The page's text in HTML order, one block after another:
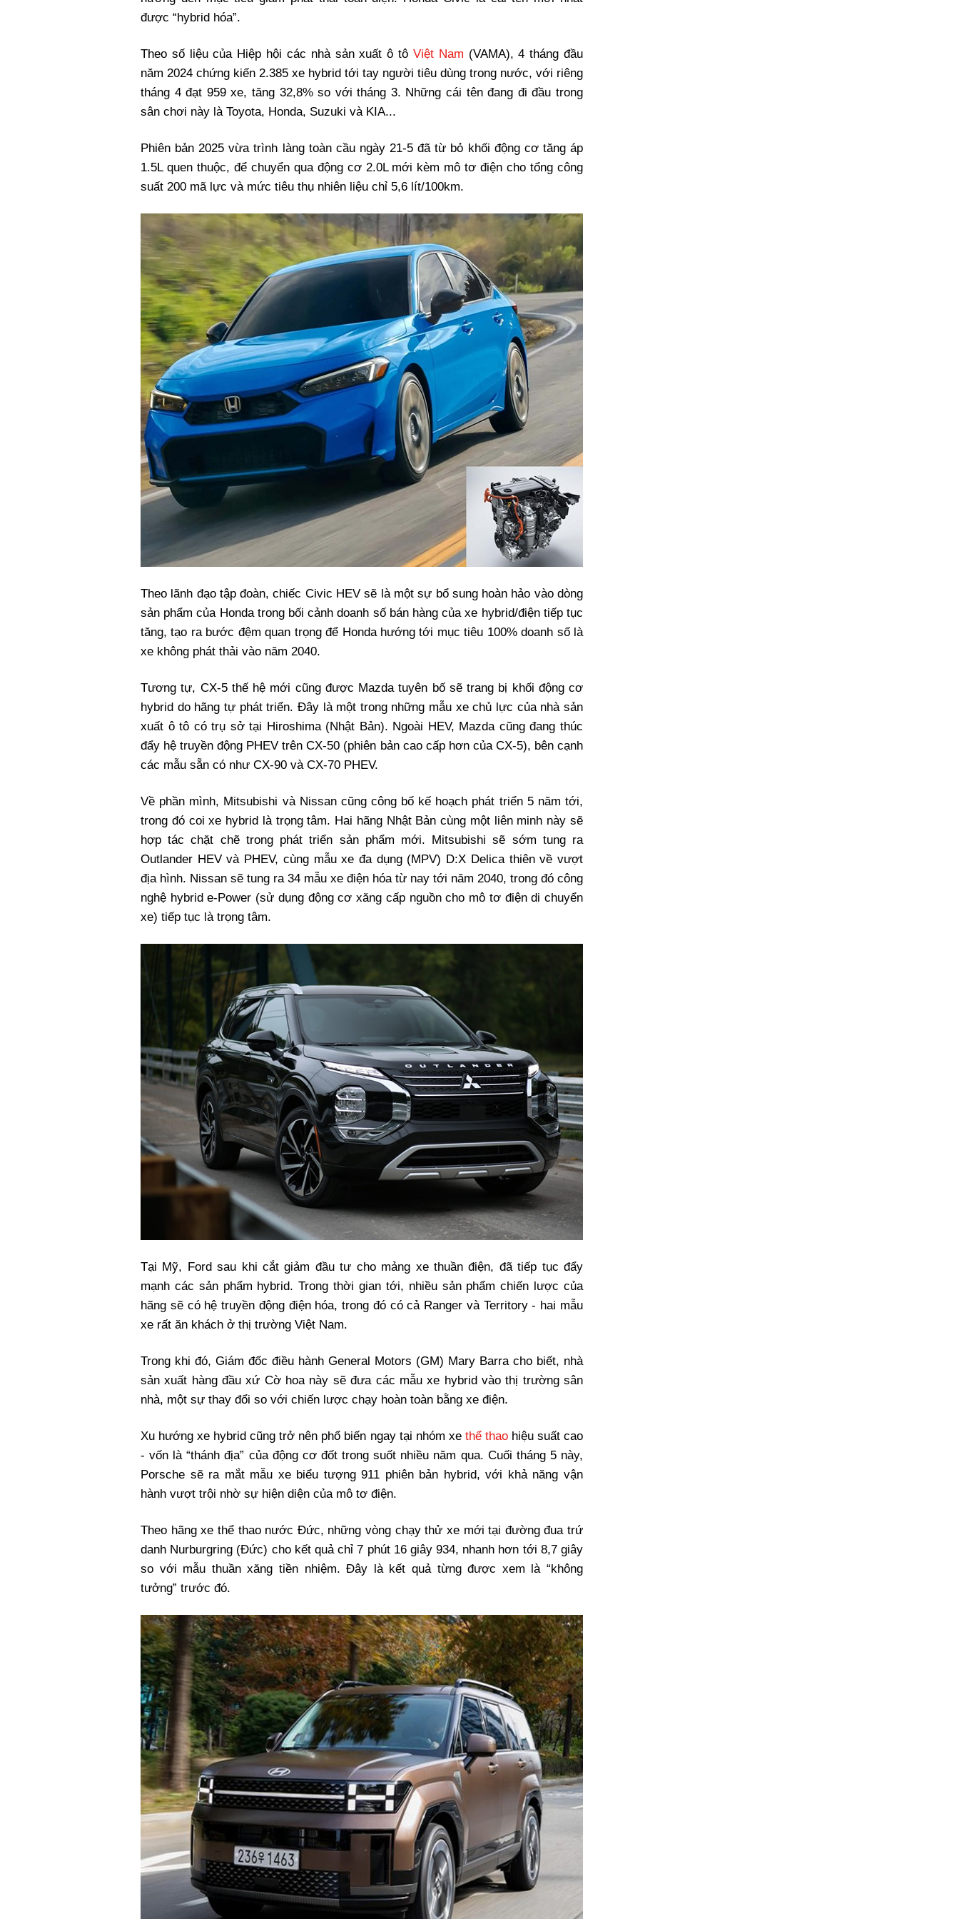
Xi nhan Trái Phải
được “hybrid hóa”.
Theo số liệu của Hiệp hội các nhà sản xuất ô tô Việt Nam (VAMA), 4 tháng đầu
năm 2024 chứng kiến 2.385 xe hybrid tới tay người tiêu dùng trong nước, với riêng
tháng 4 đạt 959 xe, tăng 32,8% so với tháng 3. Những cái tên đang đi đầu trong
sân chơi này là Toyota, Honda, Suzuki và KIA...
Phiên bản 2025 vừa trình làng toàn cầu ngày 21-5 đã từ bỏ khối động cơ tăng áp
1.5L quen thuộc, để chuyển qua động cơ 2.0L mới kèm mô tơ điện cho tổng công
suất 200 mã lực và mức tiêu thụ nhiên liệu chỉ 5,6 lít/100km.
Theo lãnh đạo tập đoàn, chiếc Civic HEV sẽ là một sự bổ sung hoàn hảo vào dòng
sản phẩm của Honda trong bối cảnh doanh số bán hàng của xe hybrid/điện tiếp tục
tăng, tạo ra bước đệm quan trọng để Honda hướng tới mục tiêu 100% doanh số là
xe không phát thải vào năm 2040.
Tương tự, CX-5 thế hệ mới cũng được Mazda tuyên bố sẽ trang bị khối động cơ
hybrid do hãng tự phát triển. Đây là một trong những mẫu xe chủ lực của nhà sản
xuất ô tô có trụ sở tại Hiroshima (Nhật Bản). Ngoài HEV, Mazda cũng đang thúc
đẩy hệ truyền động PHEV trên CX-50 (phiên bản cao cấp hơn của CX-5), bên cạnh
các mẫu sẵn có như CX-90 và CX-70 PHEV.
Về phần mình, Mitsubishi và Nissan cũng công bố kế hoạch phát triển 5 năm tới,
trong đó coi xe hybrid là trọng tâm. Hai hãng Nhật Bản cùng một liên minh này sẽ
hợp tác chặt chẽ trong phát triển sản phẩm mới. Mitsubishi sẽ sớm tung ra
Outlander HEV và PHEV, cùng mẫu xe đa dụng (MPV) D:X Delica thiên về vượt
địa hình. Nissan sẽ tung ra 34 mẫu xe điện hóa từ nay tới năm 2040, trong đó công
nghệ hybrid e-Power (sử dụng động cơ xăng cấp nguồn cho mô tơ điện di chuyển
xe) tiếp tục là trọng tâm.
Tại Mỹ, Ford sau khi cắt giảm đầu tư cho mảng xe thuần điện, đã tiếp tục đẩy
mạnh các sản phẩm hybrid. Trong thời gian tới, nhiều sản phẩm chiến lược của
hãng sẽ có hệ truyền động điện hóa, trong đó có cả Ranger và Territory - hai mẫu
xe rất ăn khách ở thị trường Việt Nam.
Trong khi đó, Giám đốc điều hành General Motors (GM) Mary Barra cho biết, nhà
sản xuất hàng đầu xứ Cờ hoa này sẽ đưa các mẫu xe hybrid vào thị trường sân
nhà, một sự thay đổi so với chiến lược chạy hoàn toàn bằng xe điện.
Xu hướng xe hybrid cũng trở nên phổ biến ngay tại nhóm xe thể thaohiệu suất cao
- vốn là “thánh địa” của động cơ đốt trong suốt nhiều năm qua. Cuối tháng 5 này,
Porsche sẽ ra mắt mẫu xe biểu tượng 911 phiên bản hybrid, với khả năng vận
hành vượt trội nhờ sự hiện diện của mô tơ điện.
Theo hãng xe thể thao nước Đức, những vòng chạy thử xe mới tại đường đua trứ
danh Nurburgring (Đức) cho kết quả chỉ 7 phút 16 giây 934, nhanh hơn tới 8,7 giây
so với mẫu thuần xăng tiền nhiệm. Đây là kết quả từng được xem là “không
tưởng” trước đó.